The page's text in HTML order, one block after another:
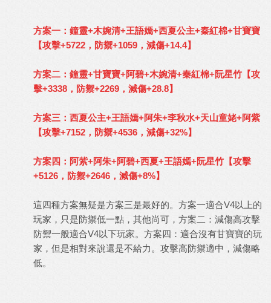
方案一：鐘靈+木婉清+王語嫣+西夏公主+秦紅棉+甘寶寶
【攻擊+5722，防禦+1059，減傷+14.4】
方案二：鐘靈+甘寶寶+阿碧+木婉清+秦紅棉+阮星竹【攻
擊+3338，防禦+2269，減傷+28.8】
方案三：西夏公主+王語嫣+阿朱+李秋水+天山童姥+阿紫
【攻擊+7152，防禦+4536，減傷+32%】
方案四：阿紫+阿朱+阿碧+西夏+王語嫣+阮星竹【攻擊
+5126，防禦+2646，減傷+8%】
這四種方案無疑是方案三是最好的。方案一適合V4以上的
玩家，只是防禦低一點，其他尚可，方案二：減傷高攻擊
防禦一般適合V4以下玩家。方案四：適合沒有甘寶寶的玩
家，但是相對來說還是不給力。攻擊高防禦適中，減傷略
低。